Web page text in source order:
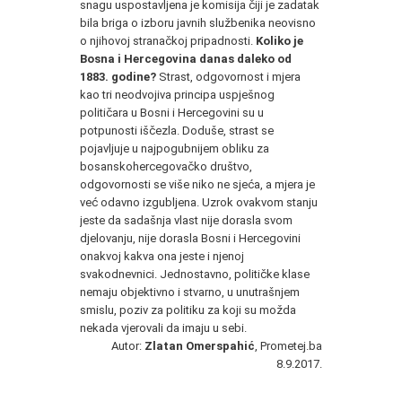
snagu uspostavljena je komisija čiji je zadatak
bila briga o izboru javnih službenika neovisno
o njihovoj stranačkoj pripadnosti. Koliko je
Bosna i Hercegovina danas daleko od
1883. godine? Strast, odgovornost i mjera
kao tri neodvojiva principa uspješnog
političara u Bosni i Hercegovini su u
potpunosti iščezla. Doduše, strast se
pojavljuje u najpogubnijem obliku za
bosanskohercegovačko društvo,
odgovornosti se više niko ne sjeća, a mjera je
već odavno izgubljena. Uzrok ovakvom stanju
jeste da sadašnja vlast nije dorasla svom
djelovanju, nije dorasla Bosni i Hercegovini
onakvoj kakva ona jeste i njenoj
svakodnevnici. Jednostavno, političke klase
nemaju objektivno i stvarno, u unutrašnjem
smislu, poziv za politiku za koji su možda
nekada vjerovali da imaju u sebi.
Autor: Zlatan Omerspahić , Prometej.ba
8.9.2017.